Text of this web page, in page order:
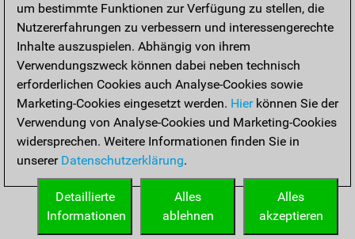
Startseite
um bestimmte Funktionen zur Verfügung zu stellen, die
Nutzererfahrungen zu verbessern und interessengerechte
Inhalte auszuspielen. Abhängig von ihrem
Verwendungszweck können dabei neben technisch
erforderlichen Cookies auch Analyse-Cookies sowie
Marketing-Cookies eingesetzt werden. Hierkönnen Sie der
Verwendung von Analyse-Cookies und Marketing-Cookies
widersprechen. Weitere Informationen finden Sie in
unserer Datenschutzerklärung.
Alles
akzeptieren
Alles
ablehnen
Detaillierte
Informationen